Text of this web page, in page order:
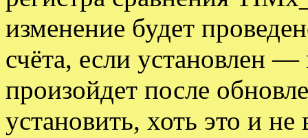
изменение будет
счёта, если установлен —
произойдет после
установить, хоть это и не